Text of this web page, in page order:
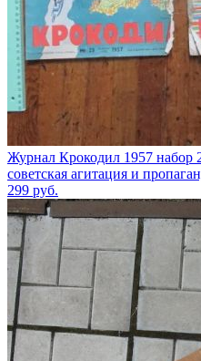
Журнал Крокодил 1957 набор
советская агитация и
299 руб.